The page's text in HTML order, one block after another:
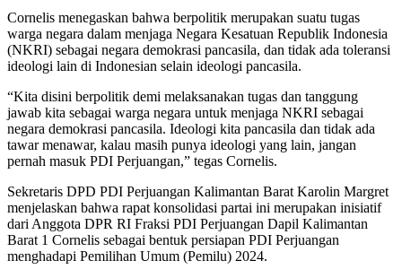
Cornelis menegaskan bahwa berpolitik merupakan suatu tugas
warga negara dalam menjaga Negara Kesatuan Republik Indonesia
(NKRI) sebagai negara demokrasi pancasila, dan tidak ada toleransi
ideologi lain di Indonesian selain ideologi pancasila.
“Kita disini berpolitik demi melaksanakan tugas dan tanggung
jawab kita sebagai warga negara untuk menjaga NKRI sebagai
negara demokrasi pancasila. Ideologi kita pancasila dan tidak ada
tawar menawar, kalau masih punya ideologi yang lain, jangan
pernah masuk PDI Perjuangan,” tegas Cornelis.
Sekretaris DPD PDI Perjuangan Kalimantan Barat Karolin Margret
menjelaskan bahwa rapat konsolidasi partai ini merupakan inisiatif
dari Anggota DPR RI Fraksi PDI Perjuangan Dapil Kalimantan
Barat 1 Cornelis sebagai bentuk persiapan PDI Perjuangan
menghadapi Pemilihan Umum (Pemilu) 2024.